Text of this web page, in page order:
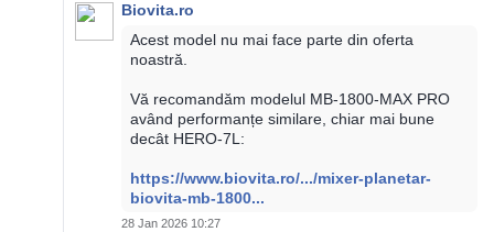
Biovita.ro
Acest model nu mai face parte din oferta
noastră.
Vă recomandăm modelul MB-1800-MAX PRO
având performanțe similare, chiar mai bune
decât HERO-7L:
https://www.biovita.ro/.../mixer-planetar-
biovita-mb-1800...
28 Jan 2026 10:27